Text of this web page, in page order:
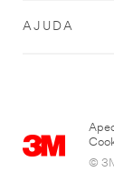
AJUDA
©